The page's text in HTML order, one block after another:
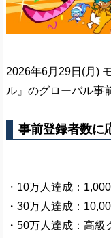
2026年6月29日(月)
ル』のグローバル事
事前登録者数に
・10万人達成：
・30万人達成：
・50万人達成：高